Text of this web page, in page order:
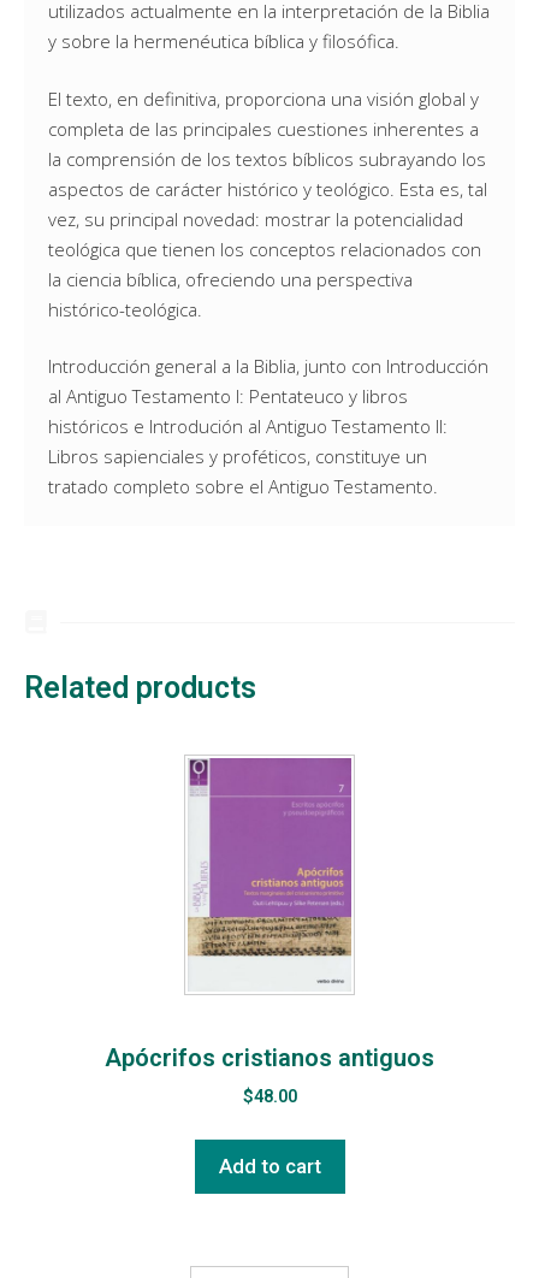
utilizados actualmente en la interpretación de la Biblia
y sobre la hermenéutica bíblica y filosófica.
El texto, en definitiva, proporciona una visión global y
completa de las principales cuestiones inherentes a
la comprensión de los textos bíblicos subrayando los
aspectos de carácter histórico y teológico. Esta es, tal
vez, su principal novedad: mostrar la potencialidad
teológica que tienen los conceptos relacionados con
la ciencia bíblica, ofreciendo una perspectiva
histórico-teológica.
Introducción general a la Biblia, junto con Introducción
al Antiguo Testamento I: Pentateuco y libros
históricos e Introdución al Antiguo Testamento II:
Libros sapienciales y proféticos, constituye un
tratado completo sobre el Antiguo Testamento.
Related products
Apócrifos cristianos antiguos
$48.00
Add to cart